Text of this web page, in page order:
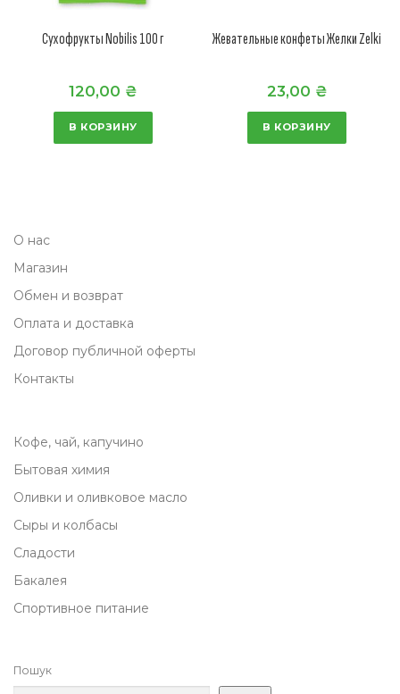
Сухофрукты Nobilis 100 г
120,00 ₴
В КОРЗИНУ
Жевательные конфеты Желки Zelki
23,00 ₴
В КОРЗИНУ
О нас
Магазин
Обмен и возврат
Оплата и доставка
Договор публичной оферты
Контакты
Кофе, чай, капучино
Бытовая химия
Оливки и оливковое масло
Сыры и колбасы
Сладости
Бакалея
Спортивное питание
Пошук